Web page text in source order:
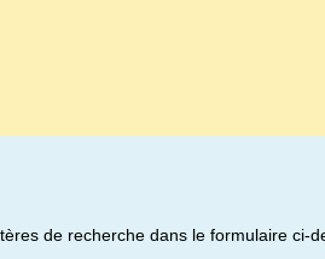
de recherche dans le formulaire ci-